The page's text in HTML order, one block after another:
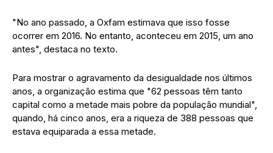
"No ano passado, a Oxfam estimava que isso fosse
ocorrer em 2016. No entanto, aconteceu em 2015, um ano
antes", destaca no texto.
Para mostrar o agravamento da desigualdade nos últimos
anos, a organização estima que "62 pessoas têm tanto
capital como a metade mais pobre da população mundial",
quando, há cinco anos, era a riqueza de 388 pessoas que
estava equiparada a essa metade.